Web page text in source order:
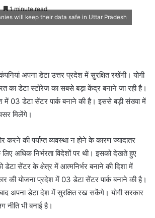
1 minute read
will keep their data safe in Uttar Pradesh
अपना डेटा उत्तर प्रदेश में सुरक्षित रखेंगी। योगी
का डेटा स्टोरेज का सबसे बड़ा केंद्र बनाने जा रही है।
में 03 डेटा सेंटर पार्क बनाने की है। इससे बड़ी संख्या में
मिलेंगे।
की पर्याप्त व्यवस्था न होने के कारण ज्यादातर
अधिक निर्भरता विदेशों पर थी। इसको देखते हुए
डेटा सेंटर के क्षेत्र में आत्मनिर्भर बनाने की दिशा में
की योजना प्रदेश में 03 डेटा सेंटर पार्क बनाने की है।
अपना डेटा देश में सुरक्षित रख सकेंगे। योगी सरकार
भी बनाई है।